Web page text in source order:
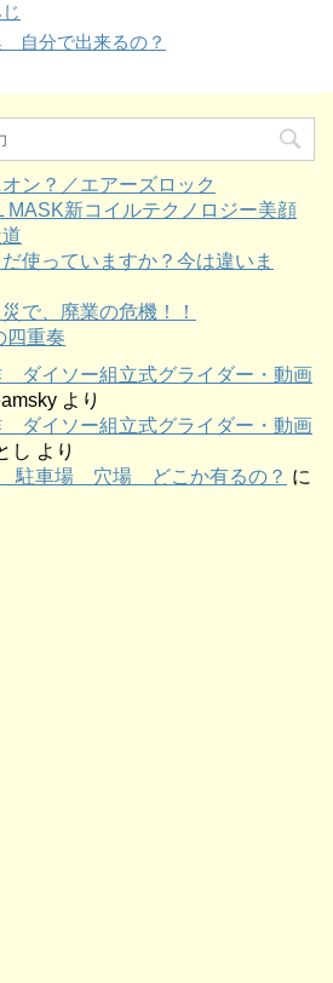
自分で出来るの？
ン？／エアーズロック
MASK新コイルテクノロジー美顔
使っていますか？今は違いま
で、廃業の危機！！
重奏
イソー組立式グライダー・動画
より
イソー組立式グライダー・動画
し より
駐車場 穴場 どこか有るの？ に